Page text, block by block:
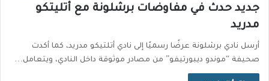
جديد حدث في مفاوضات برشلونة مع أتليتكو
مدريد
أرسل نادي برشلونة عرضًا رسميًا إلى نادي أتلتيكو مدريد، كما أكدت
صحيفة “موندو ديبورتيفو” من مصادر موثوقة داخل النادي، ويتعامل…